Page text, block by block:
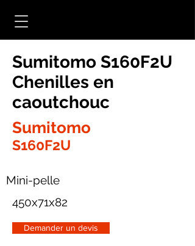
Sumitomo S160F2U
Chenilles en
caoutchouc
Sumitomo
S160F2U
Mini-pelle
450x71x82
Demander un devis